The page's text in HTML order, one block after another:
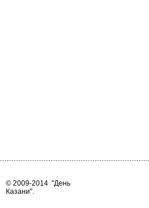
© 2009-2014 "День
Казани".